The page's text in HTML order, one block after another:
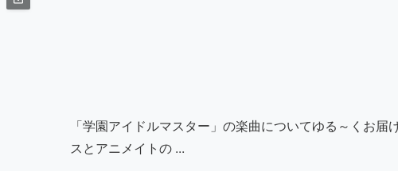
「学園アイドルマスター」の楽曲についてゆる～くお
スとアニメイトの ...